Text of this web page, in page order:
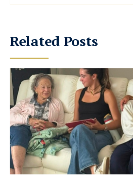
Related Posts